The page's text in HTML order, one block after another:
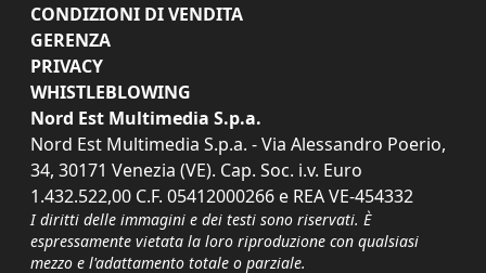
CONDIZIONI DI VENDITA
GERENZA
PRIVACY
WHISTLEBLOWING
Nord Est Multimedia S.p.a.
Nord Est Multimedia S.p.a. - Via Alessandro Poerio,
34, 30171 Venezia (VE). Cap. Soc. i.v. Euro
1.432.522,00 C.F. 05412000266 e REA VE-454332
I diritti delle immagini e dei testi sono riservati. È
espressamente vietata la loro riproduzione con qualsiasi
mezzo e l'adattamento totale o parziale.